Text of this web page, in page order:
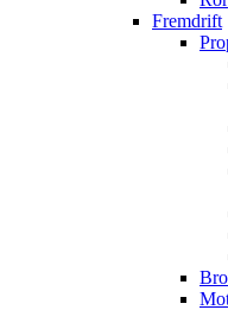
Fremdrift